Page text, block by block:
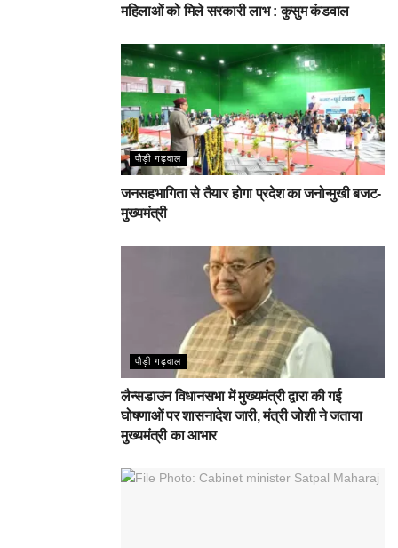
महिलाओं को मिले सरकारी लाभ : कुसुम कंडवाल
पौड़ी गढ़वाल
जनसहभागिता से तैयार होगा प्रदेश का जनोन्मुखी बजट-
मुख्यमंत्री
पौड़ी गढ़वाल
लैन्सडाउन विधानसभा में मुख्यमंत्री द्वारा की गई
घोषणाओं पर शासनादेश जारी, मंत्री जोशी ने जताया
मुख्यमंत्री का आभार